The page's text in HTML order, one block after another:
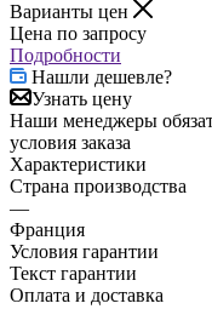
Варианты цен
Цена по запросу
Подробности
Нашли дешевле?
Узнать цену
Наши менеджеры
условия заказа
Характеристики
Страна производства
—
Франция
Условия гарантии
Текст гарантии
Оплата и доставка